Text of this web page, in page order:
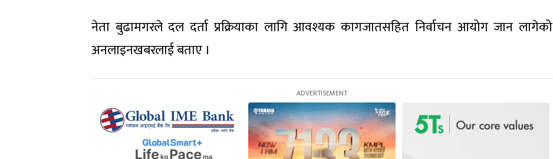
नेता बुढामगरले दल दर्ता प्रक्रियाका लागि आवश्यक कागजातसहित निर्वाचन आयोग जान लागेको
अनलाइनखबरलाई बताए ।